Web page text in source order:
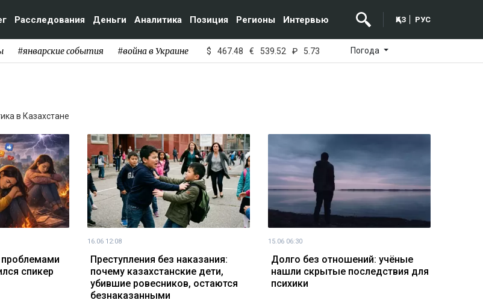
Расследования Деньги Аналитика Позиция Регионы Интервью ҚАЗ РУС
#январские события #война в Украине $ 467.48 € 539.52 ₽ 5.73 Погода
в Казахстане
проблемами
спикер
16.06 12:08
Преступления без наказания:
почему казахстанские дети,
убившие ровесников, остаются
безнаказанными
15.06 06:30
Долго без отношений: учёные
нашли скрытые последствия для
психики